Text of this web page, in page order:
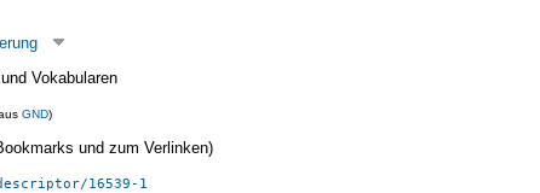
Vokabularen
GND)
und zum Verlinken)
16539-1